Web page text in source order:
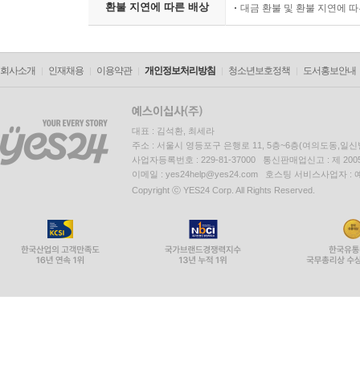
환불 지연에 따른 배상 대금 환불 및 환불 지연에
회사소개 인재채용 이용약관 개인정보처리방침 청소년보호정책 도서홍보안내
대표 : 김석환, 최세라
주소 : 서울시 영등포구 은행로 11, 5층~6층(여의도동,일신
사업자등록번호 : 229-81-37000 통신판매업신고 : 제
이메일 : yes24help@yes24.com 호스팅 서비스사업자 :
Copyright ⓒ YES24 Corp. All Rights Reserved.